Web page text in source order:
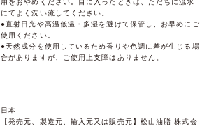
用をおやめください。目に入ったときは、ただちに流水
にてよく洗い流してください。
●直射日光や高温低温・多湿を避けて保管し、お早めにご
使用ください。
●天然成分を使用しているため香りや色調に差が生じる場
合がありますが、ご使用上支障はありません。
日本
【発売元、製造元、輸入元又は販売元】松山油脂 株式会